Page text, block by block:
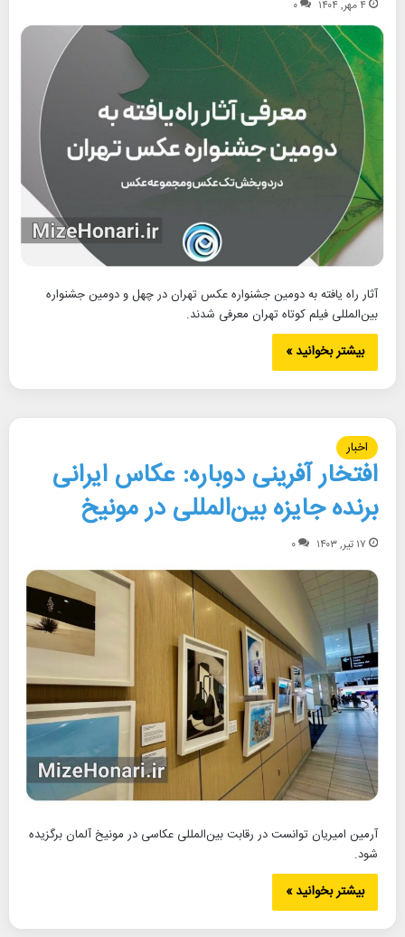
۴ مهر, ۱۴۰۴ ۰
آثار راه یافته به دومین جشنواره عکس تهران در چهل و دومین جشنواره
بین‌المللی فیلم کوتاه تهران معرفی شدند.
بیشتر بخوانید »
اخبار
افتخار آفرینی دوباره: عکاس ایرانی
برنده جایزه بین‌المللی در مونیخ
۱۷ تیر, ۱۴۰۳ ۰
آرمین امیریان توانست در رقابت بین‌المللی عکاسی در مونیخ آلمان برگزیده
شود.
بیشتر بخوانید »